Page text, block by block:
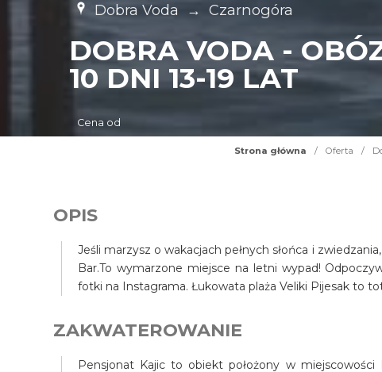
Dobra Voda → Czarnogóra
DOBRA VODA -
10 DNI 13-19 LAT
Cena od
Strona główna / Oferta /
OPIS
Jeśli marzysz o wakacjach pełnych słońca i
Bar.To wymarzone miejsce na letni wypad!
fotki na Instagrama. Łukowata plaża Veliki Pijesak to
ZAKWATEROWANIE
Pensjonat Kajic to obiekt położony w